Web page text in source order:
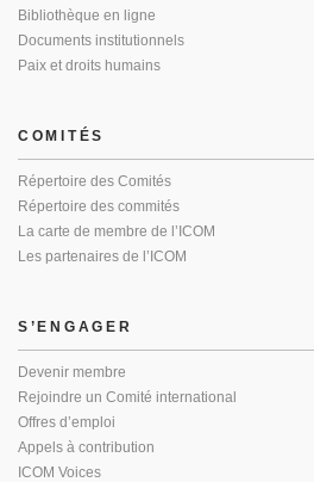
Bibliothèque en ligne
Documents institutionnels
Paix et droits humains
COMITÉS
Répertoire des Comités
Répertoire des commités
La carte de membre de l’ICOM
Les partenaires de l’ICOM
S’ENGAGER
Devenir membre
Rejoindre un Comité international
Offres d’emploi
Appels à contribution
ICOM Voices